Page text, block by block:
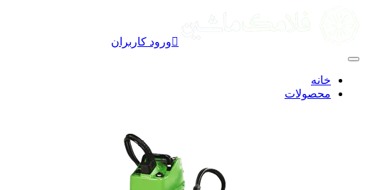
ورود کاربران
خانه
محصولات